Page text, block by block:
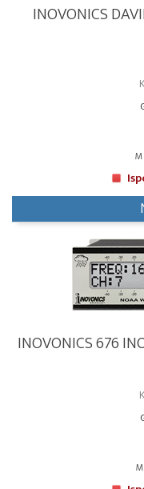
INOVONICS
INOVONICS 676